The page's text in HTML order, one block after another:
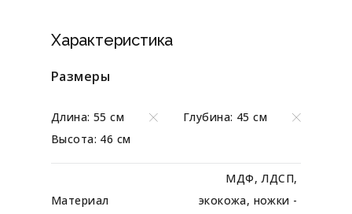
Характеристика
Размеры
Длина: 55 см
Глубина: 45 см
Высота: 46 см
Материал
МДФ, ЛДСП,
экокожа, ножки -